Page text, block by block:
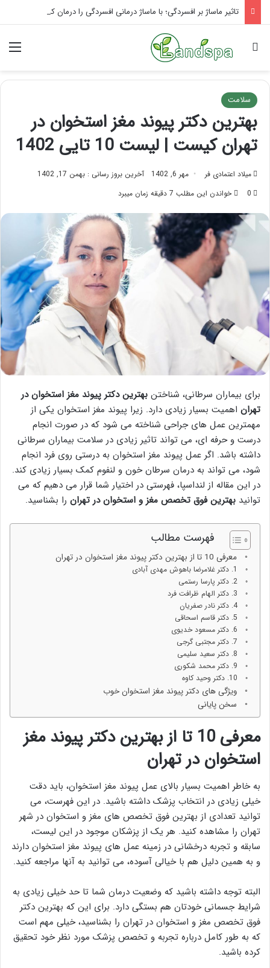
تاثیر ماساژ بر افسردگی؛ با ماساژ درمانی افسردگی را درمان کنید!
جستجو برای
سلامت
بهترین دکتر پیوند مغز استخوان در
تهران کیست | لیست 10 تایی 1402
میلاد اعتمادی فر مهر 6, 1402
آخرین بروز رسانی : بهمن 17, 1402
0
خواندن این مطلب 7 دقیقه زمان میبرد
برای بیماران سرطانی، شناختن بهترین دکتر پیوند مغز استخوان در
تهران اهمیت بسیار زیادی دارد. زیرا پیوند مغز استخوان یکی از
مهمترین عمل های جراحی شناخته می شود که در صورت انجام
درست و حرفه ای، می تواند تاثیر زیادی در سلامت بیماران سرطانی
داشته باشد. اگر عمل پیوند مغز استخوان به درستی روی فرد انجام
شود، می تواند به درمان سرطان خون و لنفوم کمک بسیار زیادی کند.
در این مقاله از لنداسپا، فهرستی در اختیار شما قرار می دهیم که می
توانید بهترین فوق تخصص مغز و استخوان در تهران را بشناسید.
فهرست مطالب
معرفی 10 تا از بهترین دکتر پیوند مغز استخوان در تهران
1. دکتر غلامرضا باهوش مهدی آبادی
2. دکتر پارسا رستمی
3. دکتر الهام ظرافت فرد
4. دکتر نادر صفریان
5. دکتر قاسم اسحاقی
6. دکتر مسعود خدیوی
7. دکتر مجتبی گرجی
8. دکتر سعید سلیمی
9. دکتر محمد شکوری
10. دکتر وحید کاوه
ویژگی های دکتر پیوند مغز استخوان خوب
سخن پایانی
معرفی 10 تا از بهترین دکتر پیوند مغز
استخوان در تهران
به خاطر اهمیت بسیار بالای عمل پیوند مغز استخوان، باید دقت
خیلی زیادی در انتخاب پزشک داشته باشید. در این فهرست، می
توانید تعدادی از بهترین فوق تخصص های مغز و استخوان در شهر
تهران را مشاهده کنید. هر یک از پزشکان موجود در این لیست،
سابقه و تجربه درخشانی در زمینه عمل های پیوند مغز استخوان دارند
و به همین دلیل هم با خیالی آسوده، می توانید به آنها مراجعه کنید.
البته توجه داشته باشید که وضعیت درمان شما تا حد خیلی زیادی به
شرایط جسمانی خودتان هم بستگی دارد. برای این که بهترین دکتر
فوق تخصص مغز و استخوان در تهران را بشناسید، خیلی مهم است
که به طور کامل درباره تجربه و تخصص پزشک مورد نظر خود تحقیق
کرده باشید.